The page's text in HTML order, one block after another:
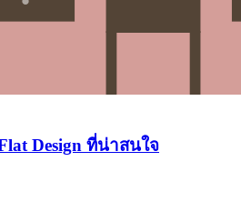
Design ที่น่าสนใจ